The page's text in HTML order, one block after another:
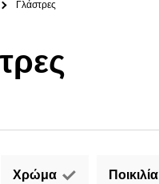
Γλάστρες
Χρώμα Ποικιλία